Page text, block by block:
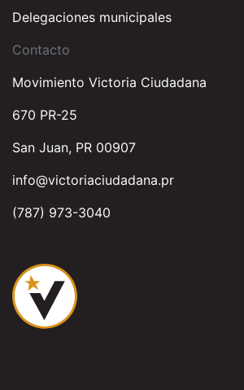
Delegaciones municipales
Contacto
Movimiento Victoria Ciudadana
670 PR-25
San Juan, PR 00907
info@victoriaciudadana.pr
(787) 973-3040